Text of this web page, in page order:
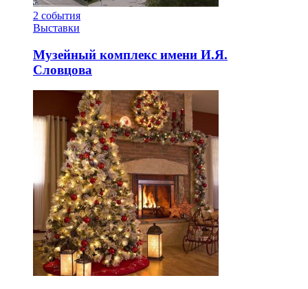
2 события
Выставки
Музейный комплекс имени И.Я.
Словцова